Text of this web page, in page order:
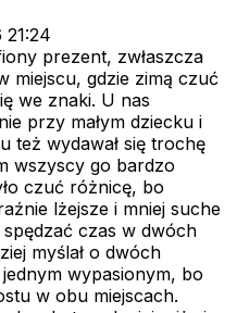
21:24
prezent, zwłaszcza
miejscu, gdzie zimą czuć
we znaki. U nas
przy małym dziecku i
też wydawał się trochę
wszyscy go bardzo
czuć różnicę, bo
lżejsze i mniej suche
czas w dwóch
myślał o dwóch
wypasionym, bo
w obu miejscach.